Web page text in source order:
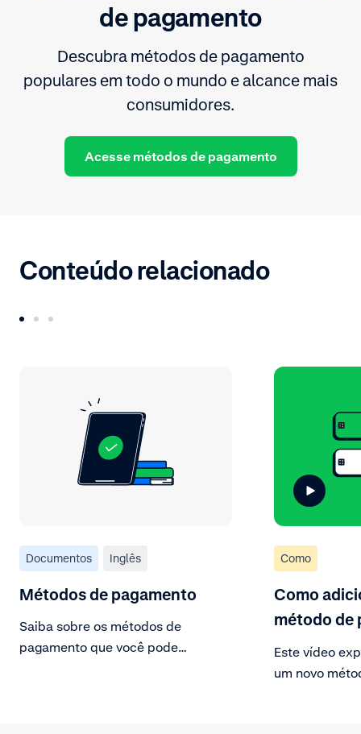
de pagamento
Descubra métodos de pagamento
populares em todo o mundo e alcance mais
consumidores.
Acesse métodos de pagamento
Conteúdo relacionado
Documentos Inglês
Métodos de pagamento
Saiba sobre os métodos de
pagamento que você pode
Como
Como
método de
Este vídeo
um novo